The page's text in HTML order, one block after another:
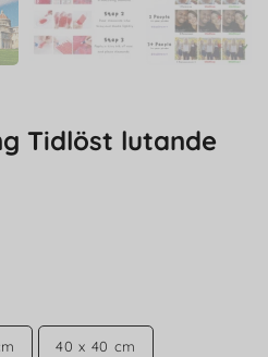
Tidlöst lutande
40 x 40 cm